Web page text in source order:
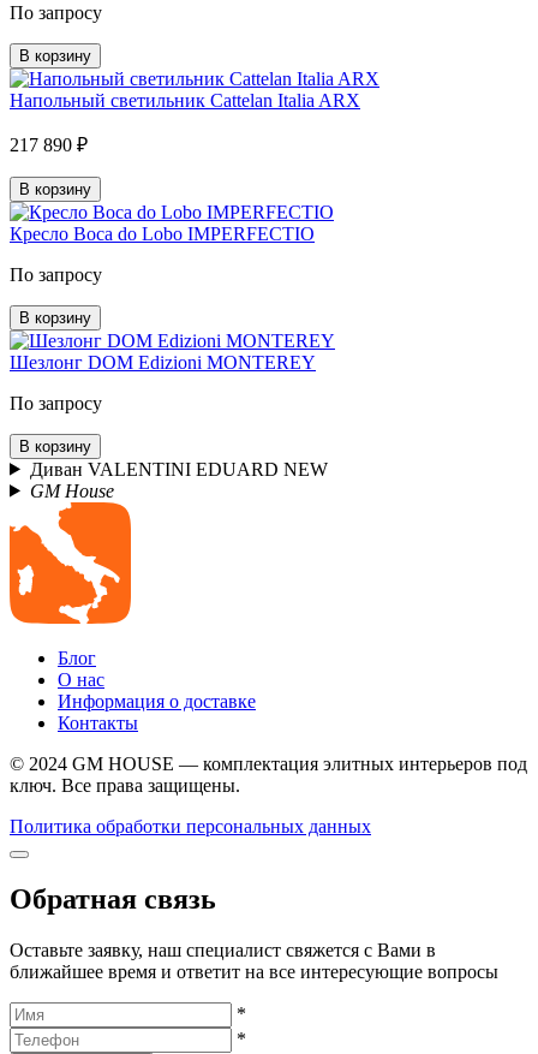
По запросу
В корзину
Напольный светильник Cattelan Italia ARX
217 890 ₽
В корзину
Кресло Boca do Lobo IMPERFECTIO
По запросу
В корзину
Шезлонг DOM Edizioni MONTEREY
По запросу
В корзину
Диван VALENTINI EDUARD NEW
GM House
Блог
О нас
Информация о доставке
Контакты
© 2024 GM HOUSE — комплектация элитных интерьеров под
ключ. Все права защищены.
Политика обработки персональных данных
Обратная связь
Оставьте заявку, наш специалист свяжется с Вами в
ближайшее время и ответит на все интересующие вопросы
*
*